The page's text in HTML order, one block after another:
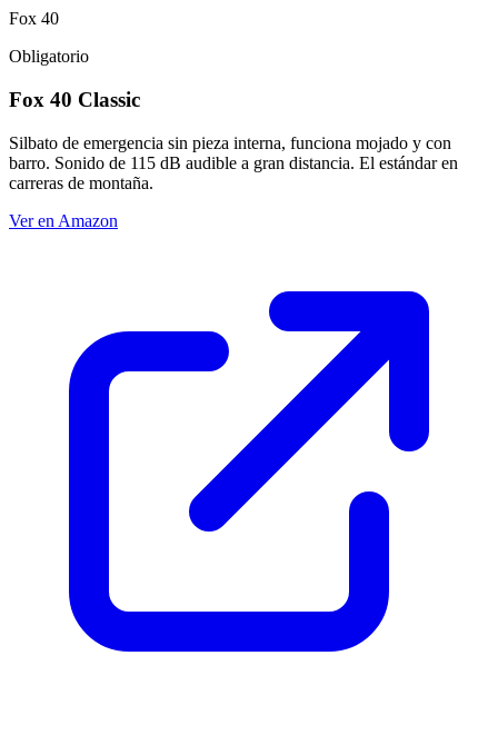
Fox 40
Obligatorio
Fox 40 Classic
Silbato de emergencia sin pieza interna, funciona mojado y con
barro. Sonido de 115 dB audible a gran distancia. El estándar en
carreras de montaña.
Ver en Amazon